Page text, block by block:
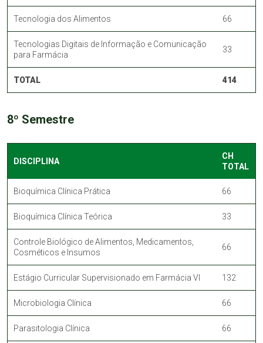
Tecnologia dos Alimentos 66
Tecnologias Digitais de Informação e Comunicação
para Farmácia
33
TOTAL 414
8º Semestre
DISCIPLINA
CH
TOTAL
Bioquímica Clínica Prática 66
Bioquímica Clínica Teórica 33
Controle Biológico de Alimentos, Medicamentos,
Cosméticos e Insumos
66
Estágio Curricular Supervisionado em Farmácia VI 132
Microbiologia Clínica 66
Parasitologia Clínica 66